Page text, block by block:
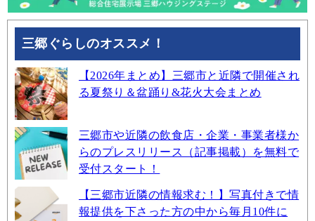
三郷ぐらしのオススメ！
【2026年まとめ】三郷市と近隣で開催され
る夏祭り＆盆踊り&花火大会まとめ
三郷市や近隣の飲食店・企業・事業者様か
らのプレスリリース（記事掲載）を無料で
受付スタート！
【三郷市近隣の情報求む！】写真付きで情
報提供を下さった方の中から毎月10件に